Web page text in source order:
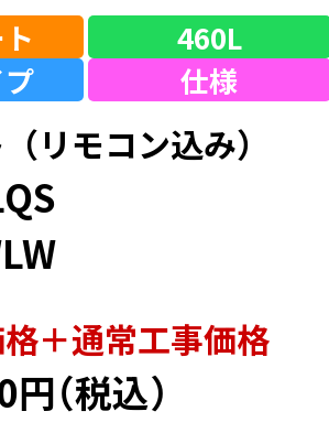
460L
仕様
リモコン込み）
＋通常⼯事価格
円（税込）